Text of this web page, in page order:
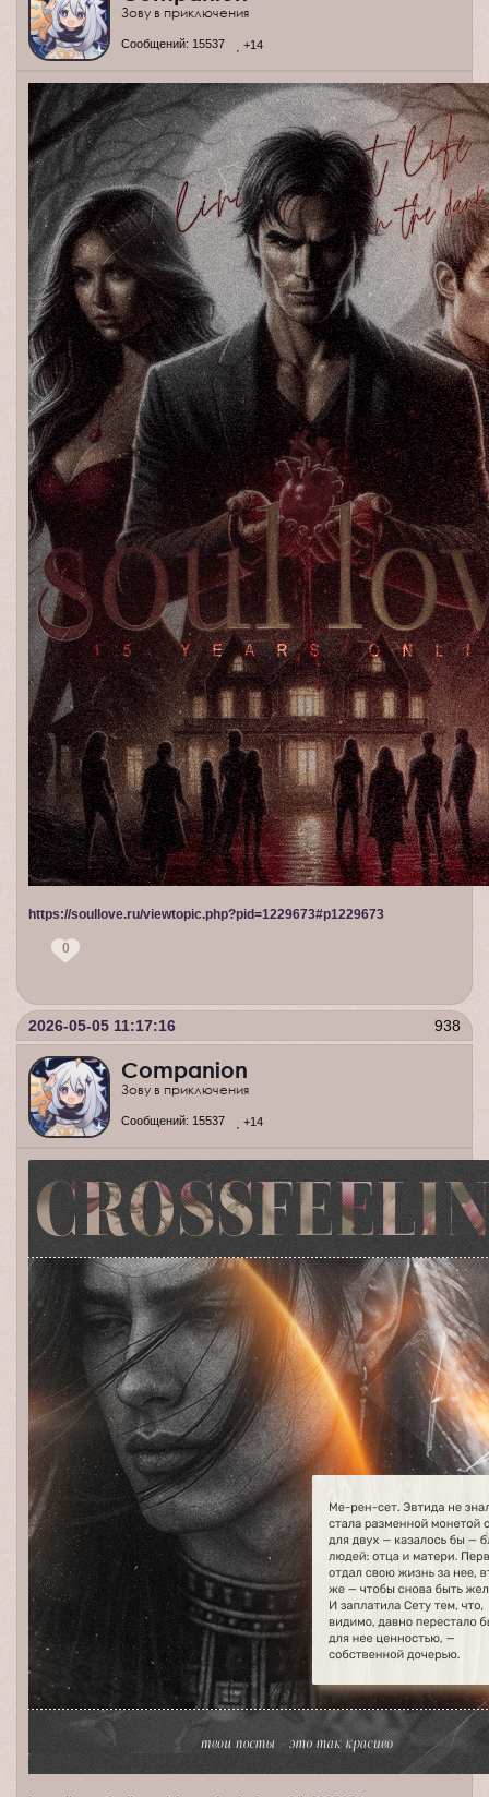
Зову в приключения
Сообщений: 15537 +14
https://soullove.ru/viewtopic.php?pid=1229673#p1229673
0
938
2026-05-05 11:17:16
Companion
Зову в приключения
Сообщений: 15537 +14